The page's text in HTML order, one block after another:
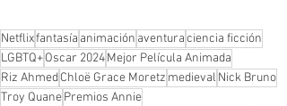
Netflixfantasía animación aventuraciencia ficción
LGBTQ+Oscar 2024Mejor Película Animada
Riz AhmedChloë Grace Moretz medieval Nick Bruno
Troy QuanePremios Annie